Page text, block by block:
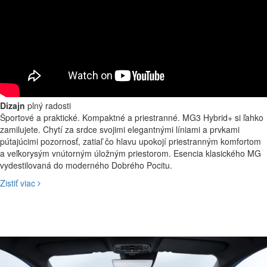
elektromotoru, výkonnému spaľovaciemu motoru a vysokokapacitnej
batérii je tento hybridný model najrýchlejšie akcelerujúcim modelom vo
360° kamera
Parkovacie miesta a úzke ulice nie sú s 360° viditeľnosťou žiadnym
problémom. Štyri širokouhlé HD kamery vám poskytnú prehľad do
Dizajn plný radosti
Športové a praktické. Kompaktné a priestranné. MG3 Hybrid+ si ľahko
zamilujete. Chytí za srdce svojimi elegantnými líniami a prvkami
pútajúcimi pozornosť, zatiaľ čo hlavu upokojí priestranným komfortom
a veľkorysým vnútorným úložným priestorom. Esencia klasického MG
vydestilovaná do moderného Dobrého Pocitu.
Zistiť viac
Agilné a športové